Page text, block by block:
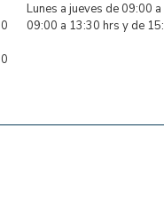
Lunes a jueves de 09:00
09:00 a 13:30 hrs y de